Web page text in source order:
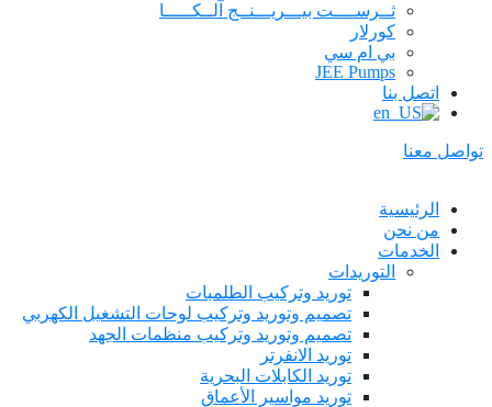
ثــرســــت بيـــريـــنــج آلــكـــــا
كورلار
بي ام سي
JEE Pumps
اتصل بنا
تواصل معنا
الرئيسية
من نحن
الخدمات
التوريدات
توريد وتركيب الطلمبات
تصميم وتوريد وتركيب لوحات التشغيل الكهربي
تصميم وتوريد وتركيب منظمات الجهد
توريد الانفرتر
توريد الكابلات البحرية
توريد مواسير الأعماق